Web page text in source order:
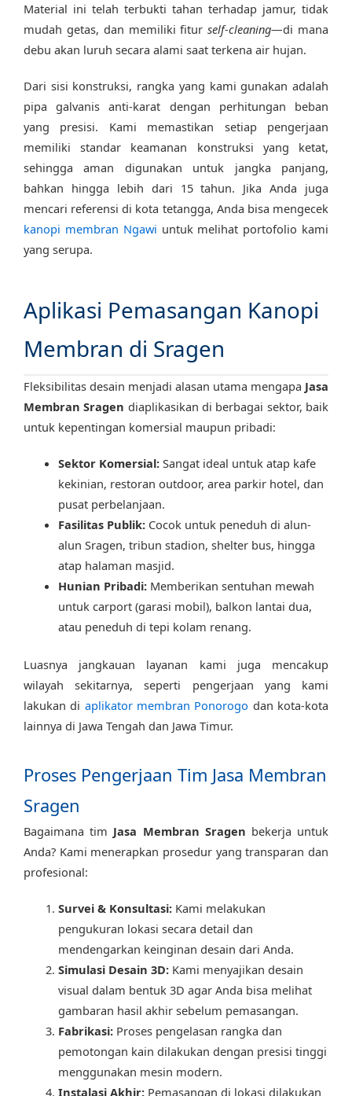
Material ini telah terbukti tahan terhadap jamur, tidak
mudah getas, dan memiliki fiturself-cleaning—di mana
debu akan luruh secara alami saat terkena air hujan.
Dari sisi konstruksi, rangka yang kami gunakan adalah
pipa galvanis anti-karat dengan perhitungan beban
yang presisi. Kami memastikan setiap pengerjaan
memiliki standar keamanan konstruksi yang ketat,
sehingga aman digunakan untuk jangka panjang,
bahkan hingga lebih dari 15 tahun. Jika Anda juga
mencari referensi di kota tetangga, Anda bisa mengecek
kanopi membran Ngawi untuk melihat portofolio kami
yang serupa.
Aplikasi Pemasangan Kanopi
Membran di Sragen
Fleksibilitas desain menjadi alasan utama mengapa Jasa
Membran Sragen diaplikasikan di berbagai sektor, baik
untuk kepentingan komersial maupun pribadi:
Sektor Komersial:Sangat ideal untuk atap kafe
kekinian, restoran outdoor, area parkir hotel, dan
pusat perbelanjaan.
Fasilitas Publik:Cocok untuk peneduh di alun-
alun Sragen, tribun stadion, shelter bus, hingga
atap halaman masjid.
Hunian Pribadi:Memberikan sentuhan mewah
untuk carport (garasi mobil), balkon lantai dua,
atau peneduh di tepi kolam renang.
Luasnya jangkauan layanan kami juga mencakup
wilayah sekitarnya, seperti pengerjaan yang kami
lakukan di aplikator membran Ponorogo dan kota-kota
lainnya di Jawa Tengah dan Jawa Timur.
Proses Pengerjaan Tim Jasa Membran
Sragen
Bagaimana tim Jasa Membran Sragen bekerja untuk
Anda? Kami menerapkan prosedur yang transparan dan
profesional:
Survei & Konsultasi:Kami melakukan
pengukuran lokasi secara detail dan
mendengarkan keinginan desain dari Anda.
Simulasi Desain 3D:Kami menyajikan desain
visual dalam bentuk 3D agar Anda bisa melihat
gambaran hasil akhir sebelum pemasangan.
Fabrikasi:Proses pengelasan rangka dan
pemotongan kain dilakukan dengan presisi tinggi
menggunakan mesin modern.
Instalasi Akhir:Pemasangan di lokasi dilakukan